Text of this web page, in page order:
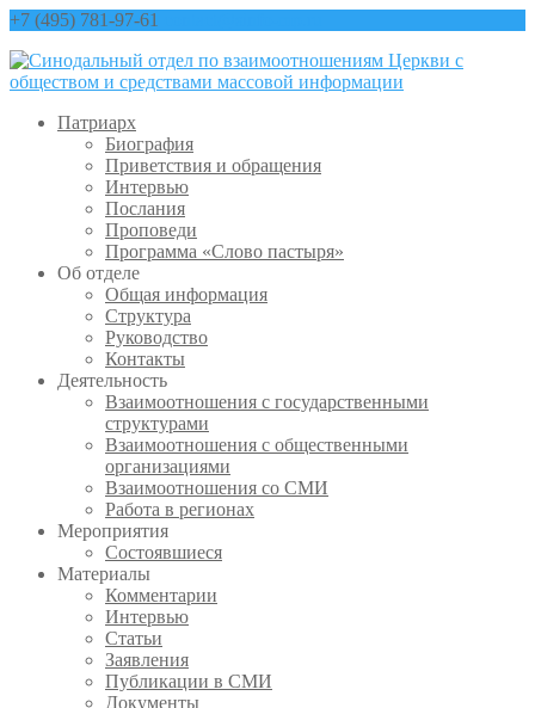
+7 (495) 781-97-61
Патриарх
Биография
Приветствия и обращения
Интервью
Послания
Проповеди
Программа «Слово пастыря»
Об отделе
Общая информация
Структура
Руководство
Контакты
Деятельность
Взаимоотношения с государственными
структурами
Взаимоотношения с общественными
организациями
Взаимоотношения со СМИ
Работа в регионах
Мероприятия
Состоявшиеся
Материалы
Комментарии
Интервью
Статьи
Заявления
Публикации в СМИ
Документы